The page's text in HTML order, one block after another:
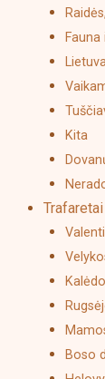
Kita
Trafaretai
Boso